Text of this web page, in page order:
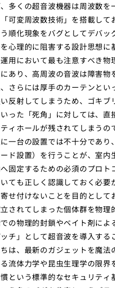
多くの超音波機器は周波数を
可変周波数技術」を搭載して
順化現象をバグとしてデバッ
心理的に阻害する設計思想に
用において最も注意すべき物
あり、高周波の音波は障害物
さらには厚手のカーテンとい
反射してしまうため、ゴキブ
った「死角」に対しては、直
ィホールが残されてしまうの
一台の設置では不十分であり
ド設置）を行うことが、室内
固定するための必須のプロト
ても正しく認識しておく必要
せ付けないことを目的として
されてしまった個体群を物理
の物理的封鎖やベイト剤によ
チ」として超音波を導入する
は、最新のガジェットを魔法
流体力学や昆虫生理学の限界
という標準的なセキュリティ